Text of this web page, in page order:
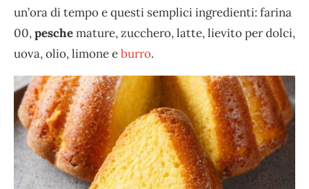
un’ora di tempo e questi semplici ingredienti: farina
00,peschemature, zucchero, latte, lievito per dolci,
uova, olio, limone eburro.